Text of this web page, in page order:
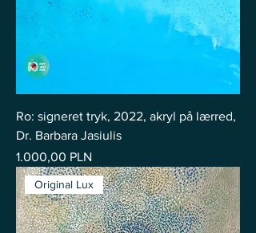
Ro: signeret tryk, 2022, akryl på lærred,
Dr. Barbara Jasiulis
Pris
1.000,00 PLN
Original Lux